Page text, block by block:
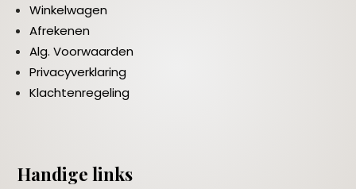
Winkelwagen
Afrekenen
Alg. Voorwaarden
Privacyverklaring
Klachtenregeling
Handige links